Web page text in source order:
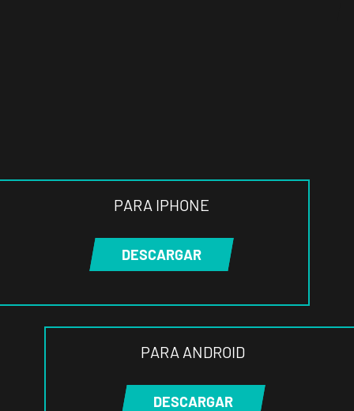
PARA IPHONE
DESCARGAR
PARA ANDROID
DESCARGAR